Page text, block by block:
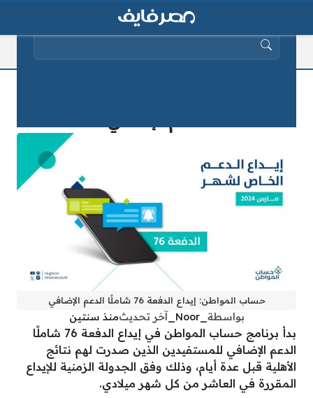
حساب المواطن: إيداع الدفعة 76 شاملًا الدعم الإضافي
بواسطة _Noor_ آخر تحديثمنذ سنتين
بدأ برنامج حساب المواطن في إيداع الدفعة 76 شاملًا
الدعم الإضافي للمستفيدين الذين صدرت لهم نتائج
الأهلية قبل عدة أيام، وذلك وفق الجدولة الزمنية للإيداع
المقررة في العاشر من كل شهر ميلادي.
البحث عن: